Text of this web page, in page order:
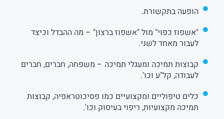
הופעה בתקשורת.
"אשפוז כפוי" מול "אשפוז ברצון" – מה ההבדל וכיצד
לעבור מאחד לשני.
קבוצות תמיכה ומעגלי תמיכה – משפחה, חברים, חברים
לעבודה, קל"ע וכו'.
כלים טיפוליים ומקצועיים כמו פסיכוטראפיה, קבוצות
תמיכה מקצועיות, ריפוי בעיסוק וכו'.